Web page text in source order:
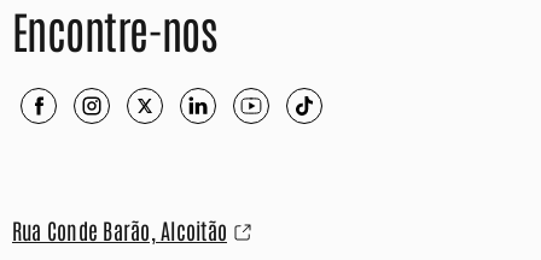
Encontre-nos
Rua Conde Barão, Alcoitão